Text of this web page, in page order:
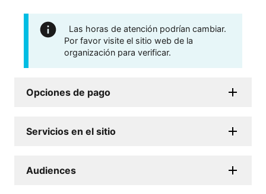
Las horas de atención podrían cambiar.
Por favor visite el sitio web de la
organización para verificar.
Opciones de pago
Servicios en el sitio
Audiences